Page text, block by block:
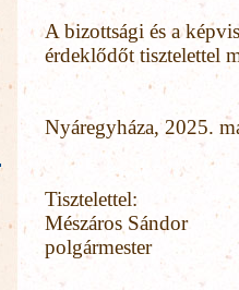
A bizottsági és a
érdeklődőt tisztelettel
Nyáregyháza, 2025.
Tisztelettel:
Mészáros Sándor
polgármester